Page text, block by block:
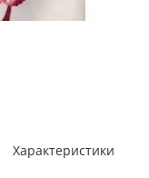
Характеристики